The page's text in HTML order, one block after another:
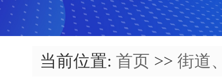
当前位置: 首页 >> 街道